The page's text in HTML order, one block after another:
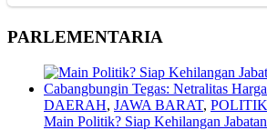
PARLEMENTARIA
DAERAH, JAWA BARAT, POLITIK
Main Politik? Siap Kehilangan